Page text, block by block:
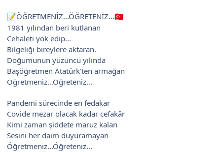
📝ÖĞRETMENİZ...ÖĞRETENİZ...🇹🇷
1981 yılından beri kutlanan
Cehaleti yok edip...
Bilgeliği bireylere aktaran.
Doğumunun yüzüncü yılında
Başöğretmen Atatürk'ten armağan
Öğretmeniz...Öğreteniz...
Pandemi sürecinde en fedakar
Covide mezar olacak kadar cefakâr
Kimi zaman şiddete maruz kalan
Sesini her daim duyuramayan
Öğretmeniz...Öğreteniz...